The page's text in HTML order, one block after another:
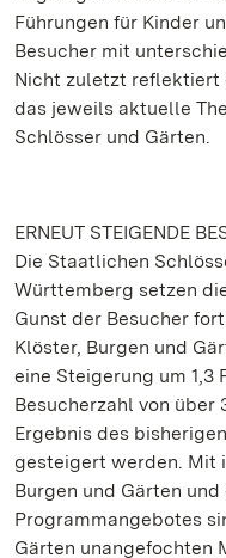
Führungen für Kinder
Besucher mit
Nicht zuletzt reflektiert
das jeweils aktuelle
Schlösser und Gärten.
ERNEUT STEIGENDE
Die Staatlichen
Württemberg setzen
Gunst der Besucher
Klöster, Burgen und
eine Steigerung um 1,3
Besucherzahl von über
Ergebnis des
gesteigert werden. Mit
Burgen und Gärten
Programmangebotes
Gärten unangefochten